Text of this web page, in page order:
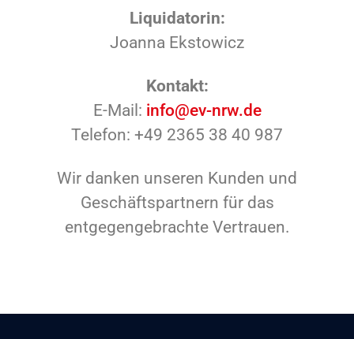
Liquidatorin:
Joanna Ekstowicz
Kontakt:
E-Mail: info@ev-nrw.de
Telefon: +49 2365 38 40 987
Wir danken unseren Kunden und
Geschäftspartnern für das
entgegengebrachte Vertrauen.